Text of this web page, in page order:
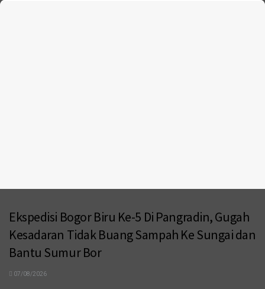
Ekspedisi Bogor Biru Ke-5 Di Pangradin, Gugah
Kesadaran Tidak Buang Sampah Ke Sungai dan
Bantu Sumur Bor
07/08/2026